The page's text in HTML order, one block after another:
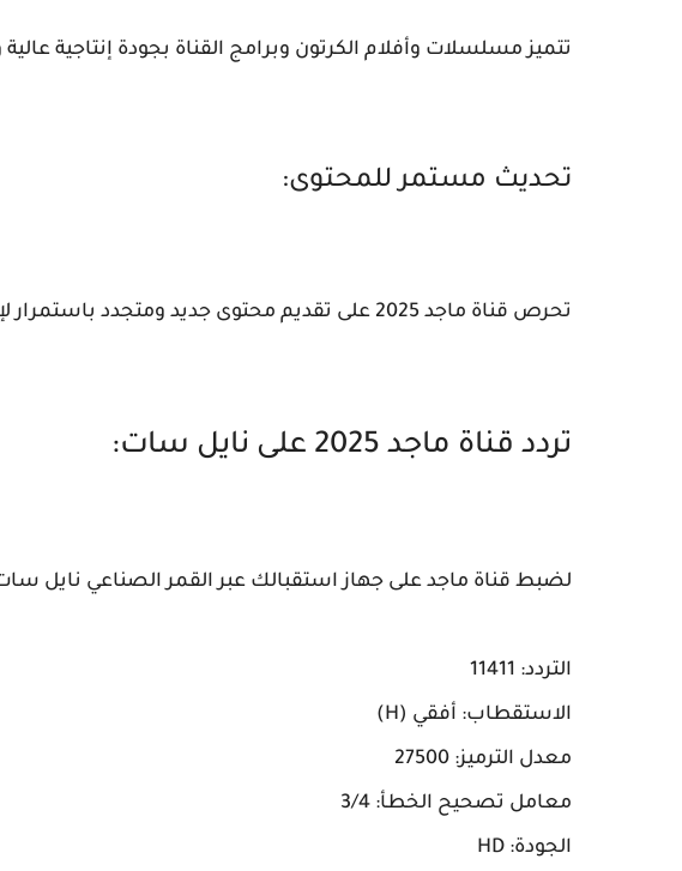
تتميز مسلسلات وأفلام الكرتون وبرامج القناة بجودة إنتاجية
تحديث مستمر للمحتوى:
تحرص قناة ماجد 2025 على تقديم محتوى جديد ومتجدد باستمرار لإبقاء الأطفال مستمتعين ومتفاعلين.
تردد قناة ماجد 2025 على نايل سات:
لضبط قناة ماجد على جهاز استقبالك عبر القمر الصناعي نايل سات،
التردد: 11411
الاستقطاب: أفقي (H)
معدل الترميز: 27500
معامل تصحيح الخطأ: 3/4
الجودة: HD